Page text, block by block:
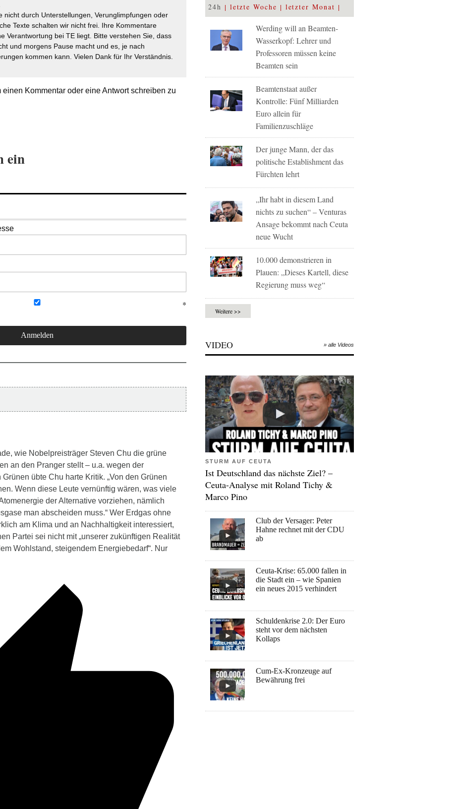
nicht durch Unterstellungen, Verunglimpfungen oder
Texte schalten wir nicht frei. Ihre Kommentare
Verantwortung bei TE liegt. Bitte verstehen Sie, dass
und morgens Pause macht und es, je nach
kommen kann. Vielen Dank für Ihr Verständnis.
Kommentar oder eine Antwort schreiben zu
ein
wie Nobelpreisträger Steven Chu die grüne
an den Pranger stellt – u.a. wegen der
übte Chu harte Kritik. „Von den Grünen
Wenn diese Leute vernünftig wären, was viele
der Alternative vorziehen, nämlich
man abscheiden muss.“ Wer Erdgas ohne
am Klima und an Nachhaltigkeit interessiert,
Partei sei nicht mit „unserer zukünftigen Realität
Wohlstand, steigendem Energiebedarf“. Nur
24h letzte Woche letzter Monat
Werding will an Beamten-
Wasserkopf: Lehrer und
Professoren müssen keine
Beamten sein
Beamtenstaat außer
Kontrolle: Fünf Milliarden
Euro allein für
Familienzuschläge
Der junge Mann, der das
politische Establishment das
Fürchten lehrt
„Ihr habt in diesem Land
nichts zu suchen“ – Venturas
Ansage bekommt nach Ceuta
neue Wucht
10.000 demonstrieren in
Plauen: „Dieses Kartell, diese
Regierung muss weg“
Weitere >>
VIDEO » alle Videos
STURM AUF CEUTA
Ist Deutschland das nächste Ziel? –
Ceuta-Analyse mit Roland Tichy &
Marco Pino
Club der Versager: Peter
Hahne rechnet mit der CDU
ab
Ceuta-Krise: 65.000 fallen in
die Stadt ein – wie Spanien
ein neues 2015 verhindert
Schuldenkrise 2.0: Der Euro
steht vor dem nächsten
Kollaps
Cum-Ex-Kronzeuge auf
Bewährung frei